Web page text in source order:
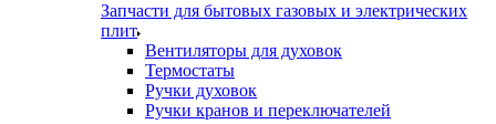
Запчасти для бытовых газовых и электрических
плит
Вентиляторы для духовок
Термостаты
Ручки духовок
Ручки кранов и переключателей